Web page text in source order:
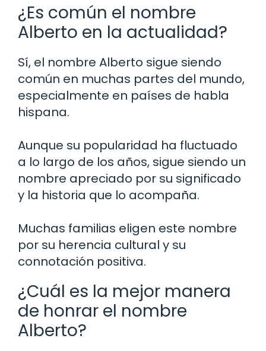
¿Es común el nombre
Alberto en la actualidad?
Sí, el nombre Alberto sigue siendo
común en muchas partes del mundo,
especialmente en países de habla
hispana.
Aunque su popularidad ha fluctuado
a lo largo de los años, sigue siendo un
nombre apreciado por su significado
y la historia que lo acompaña.
Muchas familias eligen este nombre
por su herencia cultural y su
connotación positiva.
¿Cuál es la mejor manera
de honrar el nombre
Alberto?